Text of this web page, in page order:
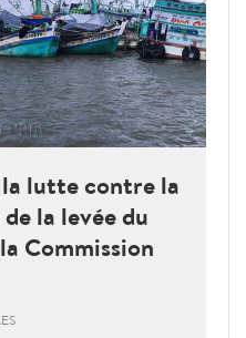
lutte contre la
la levée du
Commission